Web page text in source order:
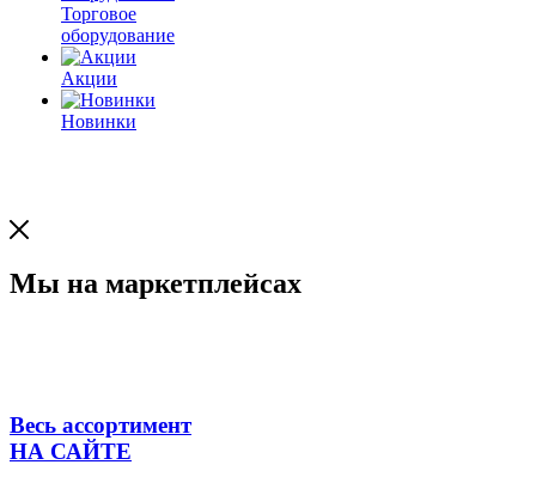
Торговое
оборудование
Акции
Новинки
Мы на маркетплейсах
Весь ассортимент
НА САЙТЕ